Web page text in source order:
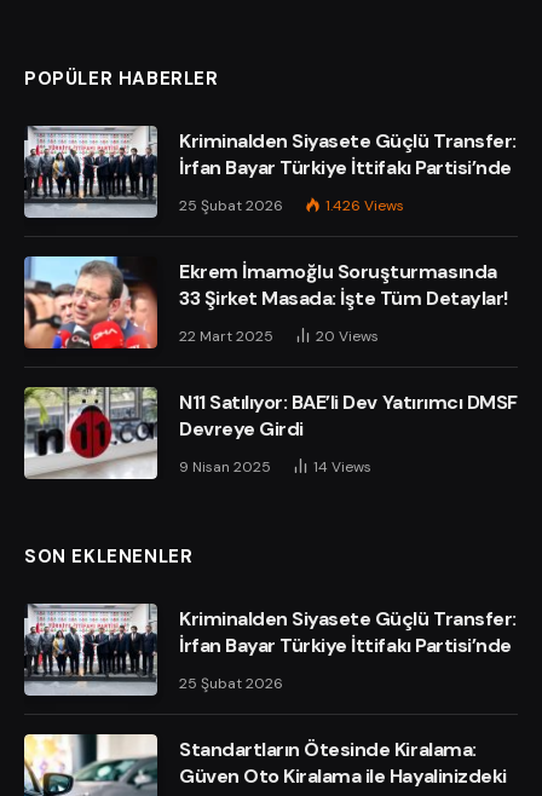
POPÜLER HABERLER
Kriminalden Siyasete Güçlü Transfer:
İrfan Bayar Türkiye İttifakı Partisi’nde
25 Şubat 2026 1.426 Views
Ekrem İmamoğlu Soruşturmasında
33 Şirket Masada: İşte Tüm Detaylar!
22 Mart 2025 20 Views
N11 Satılıyor: BAE’li Dev Yatırımcı DMSF
Devreye Girdi
9 Nisan 2025 14 Views
SON EKLENENLER
Kriminalden Siyasete Güçlü Transfer:
İrfan Bayar Türkiye İttifakı Partisi’nde
25 Şubat 2026
Standartların Ötesinde Kiralama:
Güven Oto Kiralama ile Hayalinizdeki